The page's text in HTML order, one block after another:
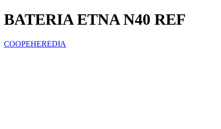
BATERIA ETNA N40 REF
COOPEHEREDIA